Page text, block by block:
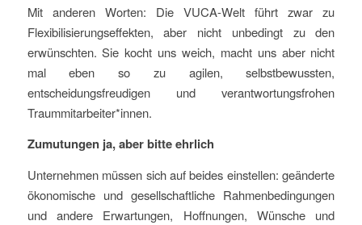
Mit anderen Worten: Die VUCA-Welt führt zwar zu
Flexibilisierungseffekten, aber nicht unbedingt zu den
erwünschten. Sie kocht uns weich, macht uns aber nicht
mal eben so zu agilen, selbstbewussten,
entscheidungsfreudigen und verantwortungsfrohen
Traummitarbeiter*innen.
Zumutungen ja, aber bitte ehrlich
Unternehmen müssen sich auf beides einstellen: geänderte
ökonomische und gesellschaftliche Rahmenbedingungen
und andere Erwartungen, Hoffnungen, Wünsche und